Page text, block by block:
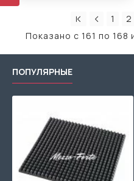
1 2
Показано с 161 по 168
ПОПУЛЯРНЫЕ